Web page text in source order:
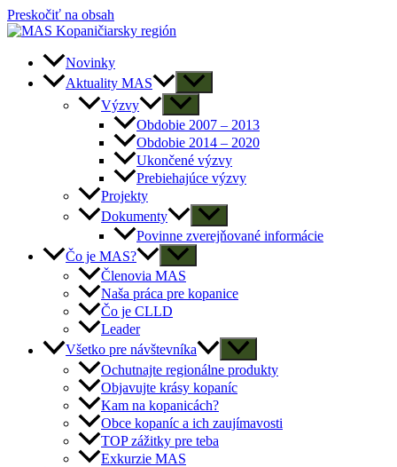
Preskočiť na obsah
Novinky
Aktuality MAS
Výzvy
Obdobie 2007 – 2013
Obdobie 2014 – 2020
Ukončené výzvy
Prebiehajúce výzvy
Projekty
Dokumenty
Povinne zverejňované informácie
Čo je MAS?
Členovia MAS
Naša práca pre kopanice
Čo je CLLD
Leader
Všetko pre návštevníka
Ochutnajte regionálne produkty
Objavujte krásy kopaníc
Kam na kopanicách?
Obce kopaníc a ich zaujímavosti
TOP zážitky pre teba
Exkurzie MAS